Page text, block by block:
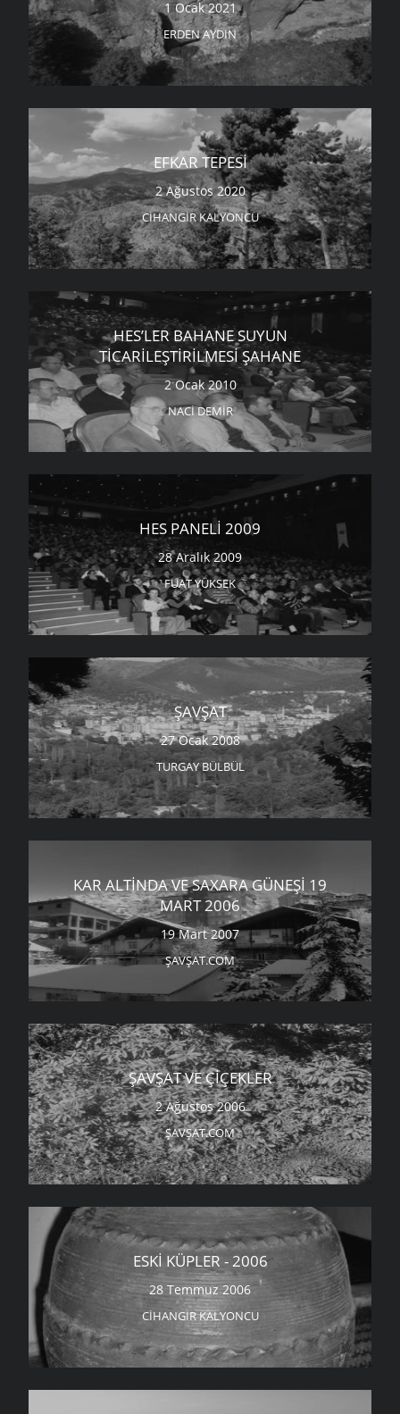
1 Ocak 2021
ERDEN AYDIN
EFKAR TEPESI
2 Ağustos 2020
CIHANGIR KALYONCU
HES’LER BAHANE SUYUN
TICARILEŞTIRILMESI ŞAHANE
2 Ocak 2010
NACI DEMIR
HES PANELI 2009
28 Aralık 2009
FUAT YÜKSEK
ŞAVŞAT
27 Ocak 2008
TURGAY BÜLBÜL
KAR ALTINDA VE SAXARA GÜNEŞI 19
MART 2006
19 Mart 2007
ŞAVŞAT.COM
ŞAVŞAT VE ÇIÇEKLER
2 Ağustos 2006
ŞAVŞAT.COM
ESKI KÜPLER - 2006
28 Temmuz 2006
CIHANGIR KALYONCU